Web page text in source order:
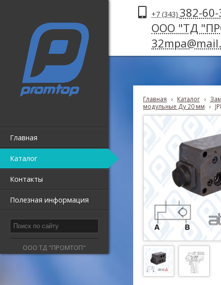
Главная
Каталог
Контакты
Полезная информация
ООО ТД "ПРОМТОП"
+7 (343) 382-
ООО "ТД
Главная › Каталог ›
модульные Ду 20 мм
›